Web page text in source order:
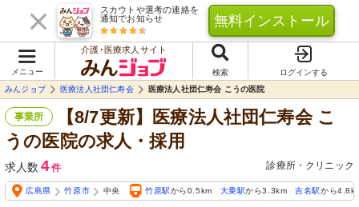
スカウトや選考の連絡を
通知でお知らせ
無料インストール
メニュー
介護･医療求人サイト
検索
ログインする
みんジョブ
医療法人社団仁寿会 医療法人社団仁寿会 こうの医院
事業所
【8/7更新】医療法人社団仁寿会 こ
うの医院の求人・採用
求人数 4件 診療所・クリニック
広島県 竹原市 中央 竹原駅から0.5km 大乗駅から3.3km 吉名駅から